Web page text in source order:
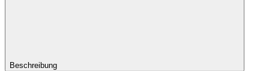
Beschreibung